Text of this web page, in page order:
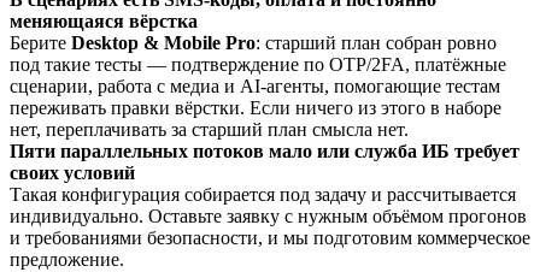
меняющаяся вёрстка
Берите Desktop & Mobile Pro: старший план собран ровно
под такие тесты — подтверждение по OTP/2FA, платёжные
сценарии, работа с медиа и AI-агенты, помогающие тестам
переживать правки вёрстки. Если ничего из этого в наборе
нет, переплачивать за старший план смысла нет.
Пяти параллельных потоков мало или служба ИБ требует
своих условий
Такая конфигурация собирается под задачу и рассчитывается
индивидуально. Оставьте заявку с нужным объёмом прогонов
и требованиями безопасности, и мы подготовим коммерческое
предложение.